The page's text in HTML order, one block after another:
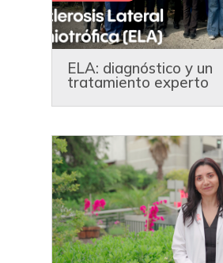
ELA: diagnóstico y un
tratamiento experto